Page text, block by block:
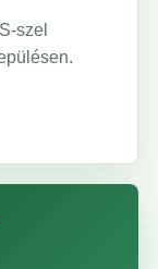
szel